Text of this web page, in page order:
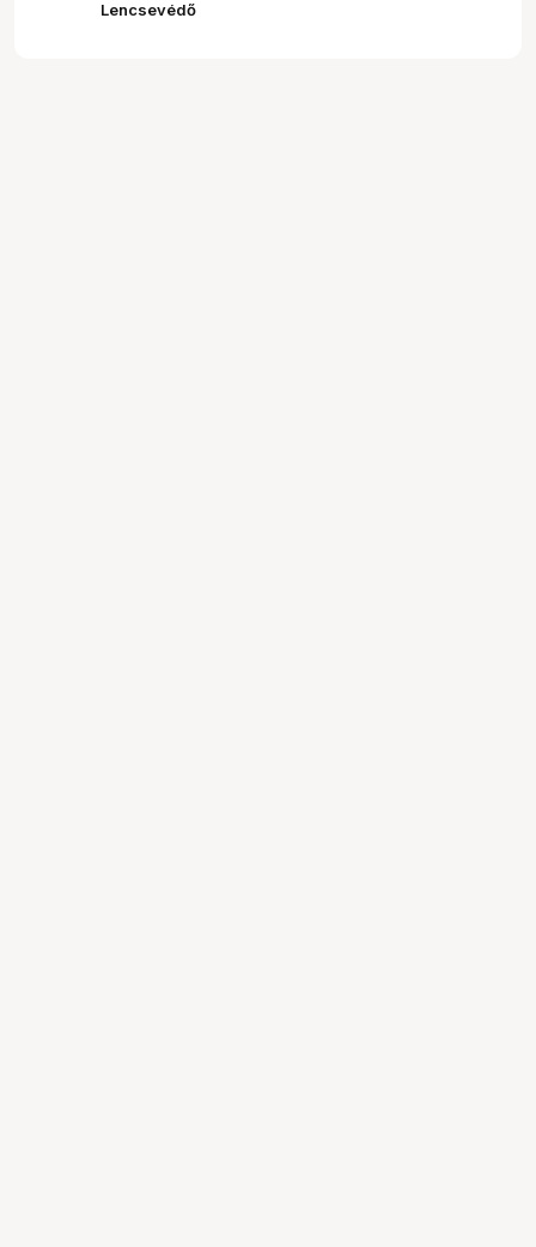
Lencsevédő